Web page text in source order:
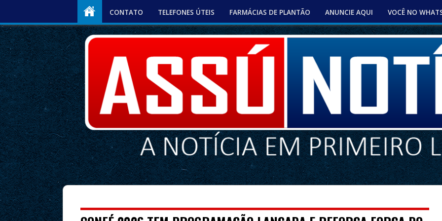
CONTATO TELEFONES ÚTEIS FARMÁCIAS DE PLANTÃO ANUNCIE AQUI VOCÊ NO